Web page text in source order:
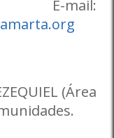
E-mail:
(Área